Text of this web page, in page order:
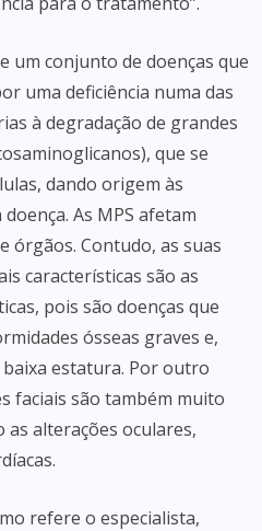
um conjunto de doenças que
uma deficiência numa das
à degradação de grandes
que se
dando origem às
As MPS afetam
órgãos. Contudo, as suas
características são as
pois são doenças que
ósseas graves e,
estatura. Por outro
faciais são também muito
as alterações oculares,
refere o especialista,